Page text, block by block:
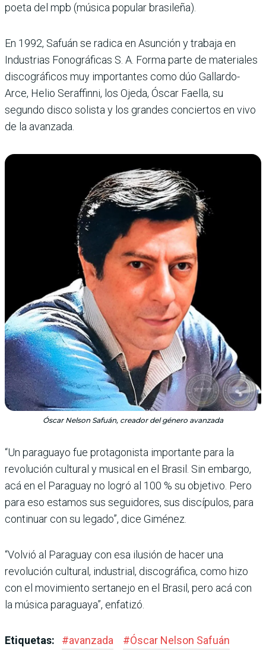
poeta del mpb (música popular brasileña).
En 1992, Safuán se radica en Asunción y trabaja en
Industrias Fonográficas S. A. Forma parte de materiales
dis­cográficos muy importantes como dúo Gallardo-
Arce, Helio Seraffinni, los Ojeda, Óscar Faella, su
segundo disco solista y los grandes concier­tos en vivo
de la avanzada.
Óscar Nelson Safuán, creador del género avanzada
“Un paraguayo fue protagonista impor­tante para la
revolución cultural y musical en el Brasil. Sin embargo,
acá en el Paraguay no logró al 100 % su objetivo. Pero
para eso estamos sus seguidores, sus discípulos, para
continuar con su legado”, dice Giménez.
“Volvió al Paraguay con esa ilusión de hacer una
revolución cultural, indus­trial, discográfica, como hizo
con el movimiento sertanejo en el Brasil, pero acá con
la música paraguaya”, enfatizó.
Etiquetas: #avanzada #Óscar Nelson Safuán